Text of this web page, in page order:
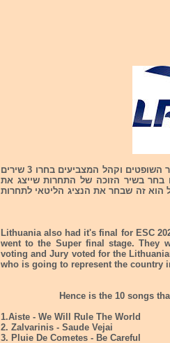
בליטא גם כן התקיים הגמר ובו השתתפו 10 שירים. בשלב הראשון חבר השופטים וקהל המצביעים בחרו 3 שירים
בשיר הזוכה של התחרות שייצג את
הזאת הקהל הוא זה שבחר את הנציג הליטאי לתחרות
Lithuania also had it's final for ESC
went to the Super final stage. They
voting and Jury voted for the
who is going to represent the country
1.Aiste - We Will Rule The World
2. Zalvarinis - Saude Vejai
3. Pluie De Cometes - Be Careful